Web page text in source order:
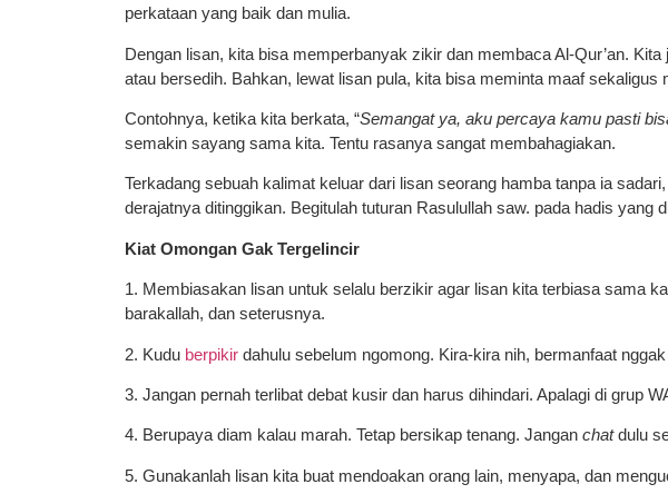
perkataan yang baik dan mulia.
Dengan lisan, kita bisa memperbanyak zikir dan membaca Al-Qur’an.
atau bersedih. Bahkan, lewat lisan pula, kita bisa meminta maaf sekaligus
Contohnya, ketika kita berkata, “Semangat ya, aku percaya kamu pasti
semakin sayang sama kita. Tentu rasanya sangat membahagiakan.
Terkadang sebuah kalimat keluar dari lisan seorang hamba tanpa ia
derajatnya ditinggikan. Begitulah tuturan Rasulullah saw. pada hadis yang
Kiat Omongan Gak Tergelincir
1. Membiasakan lisan untuk selalu berzikir agar lisan kita terbiasa sama
barakallah, dan seterusnya.
2. Kudu berpikir dahulu sebelum ngomong. Kira-kira nih, bermanfaat
3. Jangan pernah terlibat debat kusir dan harus dihindari. Apalagi di grup
4. Berupaya diam kalau marah. Tetap bersikap tenang. Jangan chatdulu
5. Gunakanlah lisan kita buat mendoakan orang lain, menyapa, dan